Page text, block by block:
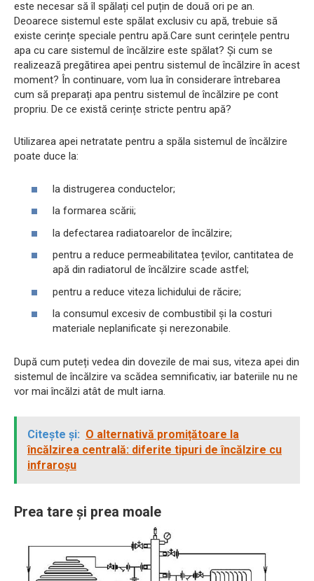
este necesar să îl spălați cel puțin de două ori pe an.
Deoarece sistemul este spălat exclusiv cu apă, trebuie să
existe cerințe speciale pentru apă.Care sunt cerințele pentru
apa cu care sistemul de încălzire este spălat? Și cum se
realizează pregătirea apei pentru sistemul de încălzire în acest
moment? În continuare, vom lua în considerare întrebarea
cum să preparați apa pentru sistemul de încălzire pe cont
propriu. De ce există cerințe stricte pentru apă?
Utilizarea apei netratate pentru a spăla sistemul de încălzire
poate duce la:
la distrugerea conductelor;
la formarea scării;
la defectarea radiatoarelor de încălzire;
pentru a reduce permeabilitatea țevilor, cantitatea de
apă din radiatorul de încălzire scade astfel;
pentru a reduce viteza lichidului de răcire;
la consumul excesiv de combustibil și la costuri
materiale neplanificate și nerezonabile.
După cum puteți vedea din dovezile de mai sus, viteza apei din
sistemul de încălzire va scădea semnificativ, iar bateriile nu ne
vor mai încălzi atât de mult iarna.
Citește și: O alternativă promițătoare la
încălzirea centrală: diferite tipuri de încălzire cu
infraroșu
Prea tare și prea moale